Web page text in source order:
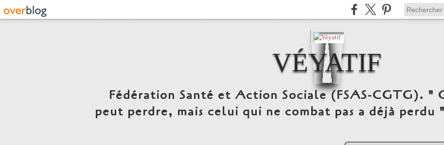
VÉYATIF
Fédération Santé et Action Sociale (FSAS-CGTG). "
peut perdre, mais celui qui ne combat pas a déjà